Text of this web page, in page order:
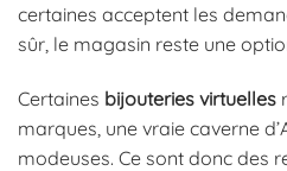
certaines acceptent les
sûr, le magasin reste une
Certaines bijouteries virtuelles
marques, une vraie caverne
modeuses. Ce sont donc des